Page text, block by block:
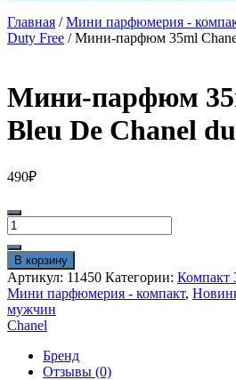
Главная /Мини парфюмерия -
Duty Free / Мини-парфюм 35ml
Мини-парфюм
Bleu De Chanel
490₽
Количество
товара
Мини-
парфюм
35ml
Chanel
Bleu
De
Chanel
duty
В корзину
Артикул: 11450 Категории: Компакт
Мини парфюмерия - компакт,
мужчин
Chanel
Бренд
Отзывы (0)